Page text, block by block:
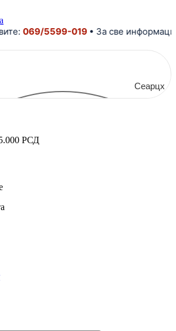
069/5599-019• За све информације и
Сеарцх
РСД